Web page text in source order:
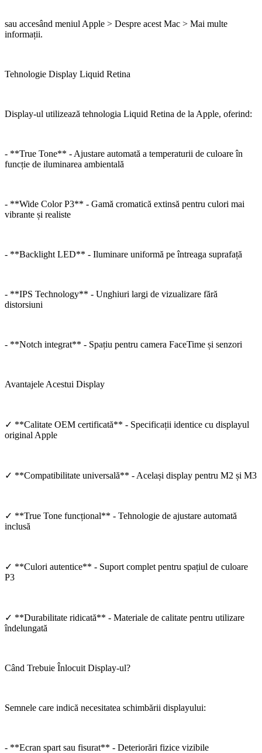
sau accesând meniul Apple > Despre acest Mac > Mai multe
informații.
Tehnologie Display Liquid Retina
Display-ul utilizează tehnologia Liquid Retina de la Apple, oferind:
- **True Tone** - Ajustare automată a temperaturii de culoare în
funcție de iluminarea ambientală
- **Wide Color P3** - Gamă cromatică extinsă pentru culori mai
vibrante și realiste
- **Backlight LED** - Iluminare uniformă pe întreaga suprafață
- **IPS Technology** - Unghiuri largi de vizualizare fără
distorsiuni
- **Notch integrat** - Spațiu pentru camera FaceTime și senzori
Avantajele Acestui Display
✓ **Calitate OEM certificată** - Specificații identice cu displayul
original Apple
✓ **Compatibilitate universală** - Același display pentru M2 și M3
✓ **True Tone funcțional** - Tehnologie de ajustare automată
inclusă
✓ **Culori autentice** - Suport complet pentru spațiul de culoare
P3
✓ **Durabilitate ridicată** - Materiale de calitate pentru utilizare
îndelungată
Când Trebuie Înlocuit Display-ul?
Semnele care indică necesitatea schimbării displayului:
- **Ecran spart sau fisurat** - Deteriorări fizice vizibile